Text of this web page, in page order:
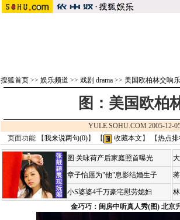
搜狐首页 >> 娱乐频道 >> 戏剧 drama >> 美国欧柏林交响
图：美国欧柏
YULE.SOHU.COM 2005-12-
页面功能 【我来说两句(0)】 【 收藏本文 】 【热点
图:关咏荷产后家庭照首曝光
章子怡愿为"他"息影结婚生子
小S婆婆4千万豪宅慰劳媳妇
金巧巧：闺房中听真人秀(图) 北京